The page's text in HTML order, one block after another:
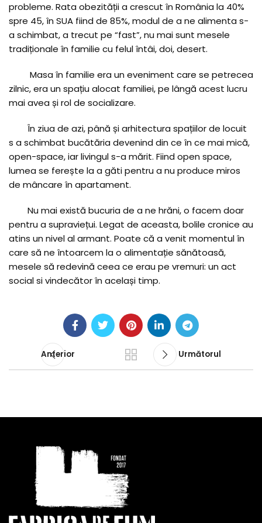
probleme. Rata obezității a crescut în România la 40%
spre 45, în SUA fiind de 85%, modul de a ne alimenta s-
a schimbat, a trecut pe “fast”, nu mai sunt mesele
tradiționale în familie cu felul întâi, doi, desert.
Masa în familie era un eveniment care se petrecea
zilnic, era un spațiu alocat familiei, pe lângă acest lucru
mai avea și rol de socializare.
În ziua de azi, până și arhitectura spațiilor de locuit
s a schimbat bucătăria devenind din ce în ce mai mică,
open-space, iar livingul s-a mărit. Fiind open space,
lumea se ferește la a găti pentru a nu produce miros
de mâncare în apartament.
Nu mai există bucuria de a ne hrăni, o facem doar
pentru a supraviețui. Legat de aceasta, bolile cronice au
atins un nivel al armant. Poate că a venit momentul în
care să ne întoarcem la o alimentație sănătoasă,
mesele să redevină ceea ce erau pe vremuri: un act
social si vindecător în același timp.
Anterior Următorul